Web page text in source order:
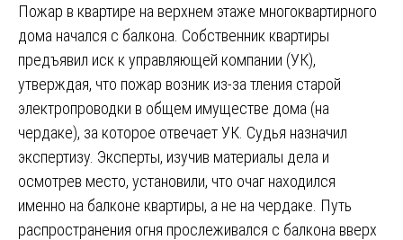
Пожар в квартире на верхнем этаже многоквартирного
дома начался с балкона. Собственник квартиры
предъявил иск к управляющей компании (УК),
утверждая, что пожар возник из-за тления старой
электропроводки в общем имуществе дома (на
чердаке), за которое отвечает УК. Судья назначил
экспертизу. Эксперты, изучив материалы дела и
осмотрев место, установили, что очаг находился
именно на балконе квартиры, а не на чердаке. Путь
распространения огня прослеживался с балкона вверх